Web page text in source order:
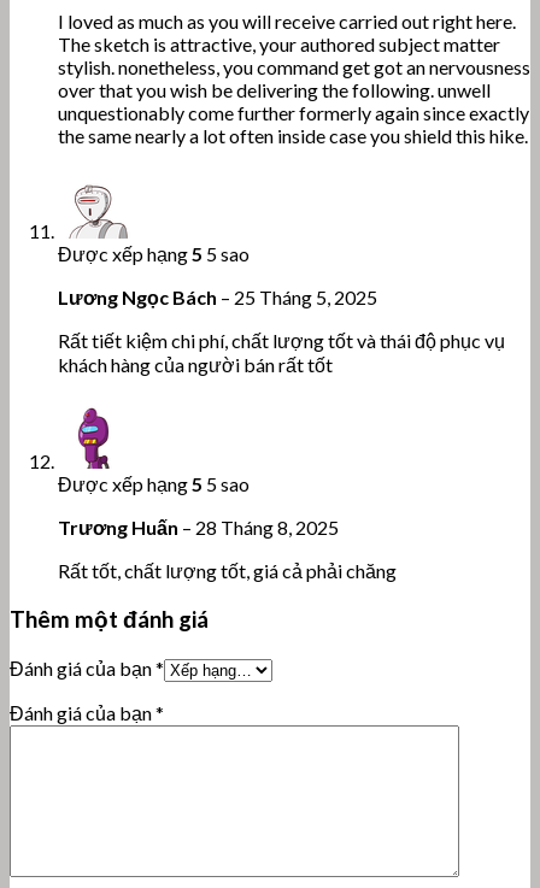
I loved as much as you will receive carried out right here.
The sketch is attractive, your authored subject matter
stylish. nonetheless, you command get got an nervousness
over that you wish be delivering the following. unwell
unquestionably come further formerly again since exactly
the same nearly a lot often inside case you shield this hike.
Được xếp hạng5 5 sao
Lương Ngọc Bách – 25 Tháng 5, 2025
Rất tiết kiệm chi phí, chất lượng tốt và thái độ phục vụ
khách hàng của người bán rất tốt
Được xếp hạng5 5 sao
Trương Huấn – 28 Tháng 8, 2025
Rất tốt, chất lượng tốt, giá cả phải chăng
Thêm một đánh giá
Đánh giá của bạn*
Đánh giá của bạn*